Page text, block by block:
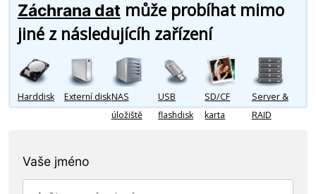
Záchrana datmůže probíhat mimo
jiné z následujícíh zařízení
Harddisk Externí diskNAS
úložiště
USB
flashdisk
SD/CF
karta
Server &
RAID
Vaše jméno